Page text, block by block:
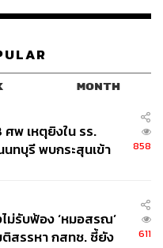
MONTH
พ เหตุยิงใน รร.
ทบุรี พบกระสุนเข้า
858
ม่รับฟ้อง ‘หมอสรณ’
สรรหา กสทช. ชี้ยัง
611